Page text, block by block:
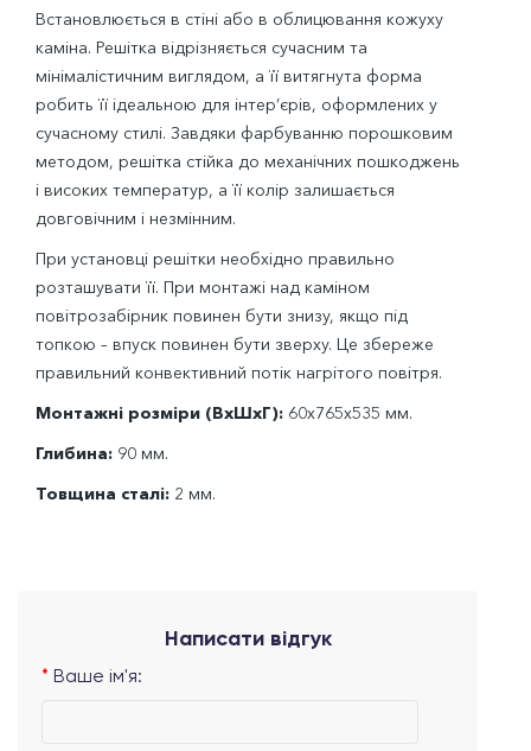
Встановлюється в стіні або в облицювання кожуху
каміна. Решітка відрізняється сучасним та
мінімалістичним виглядом, а її витягнута форма
робить її ідеальною для інтер’єрів, оформлених у
сучасному стилі. Завдяки фарбуванню порошковим
методом, решітка стійка до механічних пошкоджень
і високих температур, а її колір залишається
довговічним і незмінним.
При установці решітки необхідно правильно
розташувати її. При монтажі над каміном
повітрозабірник повинен бути знизу, якщо під
топкою – впуск повинен бути зверху. Це збереже
правильний конвективний потік нагрітого повітря.
Монтажні розміри (ВхШхГ): 60х765х535 мм.
Глибина: 90 мм.
Товщина сталі: 2 мм.
Написати відгук
Ваше ім'я: